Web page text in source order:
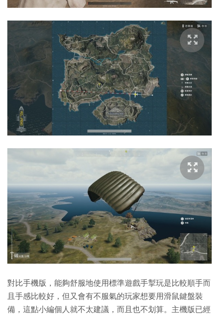
對比手機版，能夠舒服地使用標準遊戲手掣玩是比較順手而
且手感比較好，但又會有不服氣的玩家想要用滑鼠鍵盤裝
備，這點小編個人就不太建議，而且也不划算。主機版已經